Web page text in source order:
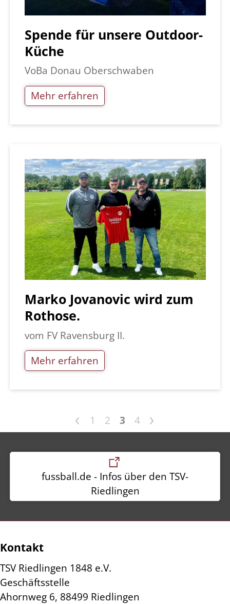
Spende für unsere Outdoor-
Küche
VoBa Donau Oberschwaben
Mehr erfahren
Marko Jovanovic wird zum
Rothose.
vom FV Ravensburg II.
Mehr erfahren
< 1 2 3 4 >
fussball.de - Infos über den TSV-
Riedlingen
Kontakt
TSV Riedlingen 1848 e.V.
Geschäftsstelle
Ahornweg 6, 88499 Riedlingen